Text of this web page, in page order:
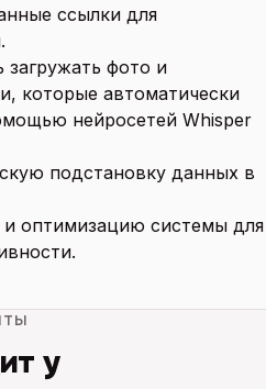
ссылки для
фото и
которые автоматически
нейросетей Whisper
подстановку данных в
оптимизацию системы для
у